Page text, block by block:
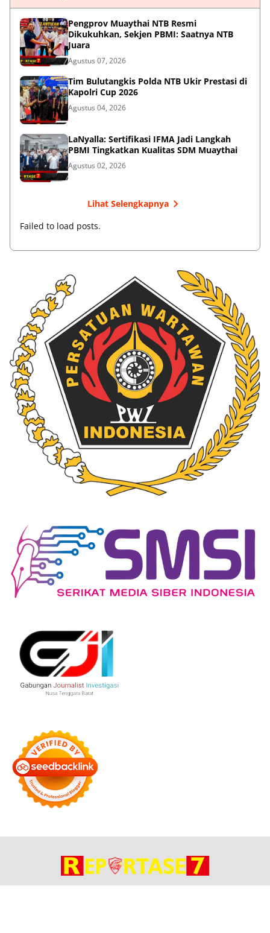
Pengprov Muaythai NTB Resmi
Dikukuhkan, Sekjen PBMI: Saatnya NTB
Juara
Agustus 07, 2026
Tim Bulutangkis Polda NTB Ukir Prestasi di
Kapolri Cup 2026
Agustus 04, 2026
LaNyalla: Sertifikasi IFMA Jadi Langkah
PBMI Tingkatkan Kualitas SDM Muaythai
Agustus 02, 2026
Lihat Selengkapnya
Failed to load posts.